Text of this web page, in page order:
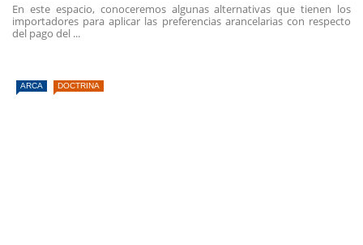
En este espacio, conoceremos algunas alternativas que tienen los
importadores para aplicar las preferencias arancelarias con respecto
del pago del ...
ARCA DOCTRINA